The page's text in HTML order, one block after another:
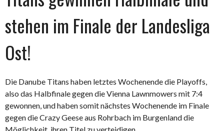
stehen im Finale der Landesliga
Ost!
Die Danube Titans haben letztes Wochenende die Playoffs,
also das Halbfinale gegen die Vienna Lawnmowers mit 7:4
gewonnen, und haben somit nächstes Wochenende im Finale
gegen die Crazy Geese aus Rohrbach im Burgenland die